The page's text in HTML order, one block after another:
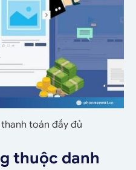
toán đầy đủ
thuộc danh